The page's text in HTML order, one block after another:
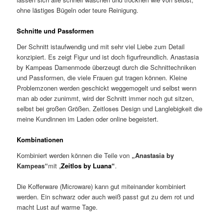
ohne lästiges Bügeln oder teure Reinigung.
Schnitte und Passformen
Der Schnitt istaufwendig und mit sehr viel Liebe zum Detail
konzipiert. Es zeigt Figur und ist doch figurfreundlich. Anastasia
by Kampeas Damenmode überzeugt durch die Schnittechniken
und Passformen, die viele Frauen gut tragen können. Kleine
Problemzonen werden geschickt weggemogelt und selbst wenn
man ab oder zunimmt, wird der Schnitt immer noch gut sitzen,
selbst bei großen Größen. Zeitloses Design und Langlebigkeit die
meine Kundinnen im Laden oder online begeistert.
Kombinationen
Kombiniert werden können die Teile von „Anastasia by
Kampeas“mit „Zeitlos by Luana“.
Die Kofferware (Microware) kann gut miteinander kombiniert
werden. Ein schwarz oder auch weiß passt gut zu dem rot und
macht Lust auf warme Tage.